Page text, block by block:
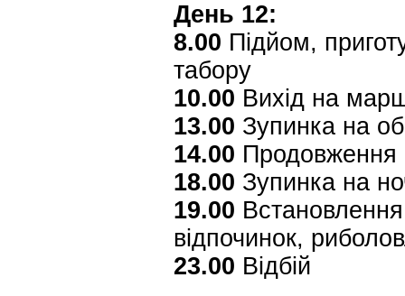
День 12:
8.00 Підйом,
табору
10.00 Вихід на
13.00 Зупинка на
14.00 Продовження
18.00 Зупинка на
19.00
відпочинок,
23.00 Відбій